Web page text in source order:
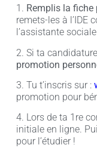
1. Remplis la fiche
remets-les à l’IDE
l’assistante
2. Si ta
promotion
3. Tu t’inscris sur :
promotion pour
4. Lors de ta 1re
initiale en ligne.
pour l’étudier !